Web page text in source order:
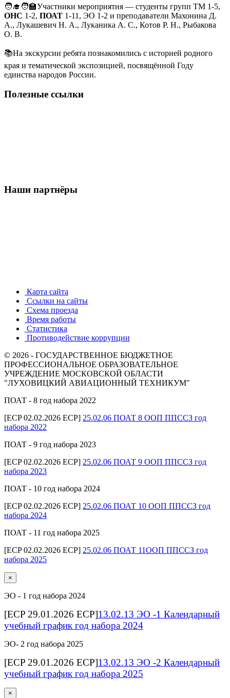
🧑‍🎓🧑‍🏫Участники мероприятия — студенты групп ТМ 1‑5,
ОНС 1‑2, ПОАТ 1‑11, ЭО 1‑2 и преподаватели Махонина Д.
А., Лукашевич Н. А., Луканика А. С., Котов Р. Н., Рыбакова
О. В.
📚На экскурсии ребята познакомились с историей родного
края и тематической экспозицией, посвящённой Году
единства народов России.
Полезные ссылки
Наши партнёры
Карта сайта
Ссылки на сайты
Схема проезда
Время работы
Статистика
Противодействие коррупции
© 2026 - ГОСУДАРСТВЕННОЕ БЮДЖЕТНОЕ
ПРОФЕССИОНАЛЬНОЕ ОБРАЗОВАТЕЛЬНОЕ
УЧРЕЖДЕНИЕ МОСКОВСКОЙ ОБЛАСТИ
"ЛУХОВИЦКИЙ АВИАЦИОННЫЙ ТЕХНИКУМ"
ПОАТ - 8 год набора 2022
[ECP 02.02.2026 ECP] 25.02.06 ПОАТ 8 ООП ППССЗ год
набора 2022
ПОАТ - 9 год набора 2023
[ECP 02.02.2026 ECP] 25.02.06 ПОАТ 9 ООП ППССЗ год
набора 2023
ПОАТ - 10 год набора 2024
[ECP 02.02.2026 ECP] 25.02.06 ПОАТ 10 ООП ППССЗ год
набора 2024
ПОАТ - 11 год набора 2025
[ECP 02.02.2026 ECP] 25.02.06 ПОАТ 11ООП ППССЗ год
набора 2025
×
ЭО - 1 год набора 2024
[ECP 29.01.2026 ECP]13.02.13 ЭО -1 Календарный
учебный график год набора 2024
ЭО- 2 год набора 2025
[ECP 29.01.2026 ECP]13.02.13 ЭО -2 Календарный
учебный график год набора 2025
×